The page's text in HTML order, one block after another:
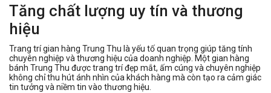
Tăng chất lượng uy tín và thương
hiệu
Trang trí gian hàng Trung Thu là yếu tố quan trọng giúp tăng tính
chuyên nghiệp và thương hiệu của doanh nghiệp. Một gian hàng
bánh Trung Thu được trang trí đẹp mắt, ấm cúng và chuyên nghiệp
không chỉ thu hút ánh nhìn của khách hàng mà còn tạo ra cảm giác
tin tưởng và niềm tin vào thương hiệu.